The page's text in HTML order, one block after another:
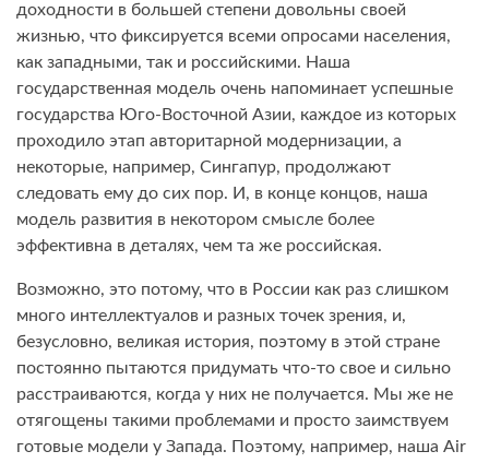
доходности в большей степени довольны своей
жизнью, что фиксируется всеми опросами населения,
как западными, так и российскими. Наша
государственная модель очень напоминает успешные
государства Юго-Восточной Азии, каждое из которых
проходило этап авторитарной модернизации, а
некоторые, например, Сингапур, продолжают
следовать ему до сих пор. И, в конце концов, наша
модель развития в некотором смысле более
эффективна в деталях, чем та же российская.
Возможно, это потому, что в России как раз слишком
много интеллектуалов и разных точек зрения, и,
безусловно, великая история, поэтому в этой стране
постоянно пытаются придумать что-то свое и сильно
расстраиваются, когда у них не получается. Мы же не
отягощены такими проблемами и просто заимствуем
готовые модели у Запада. Поэтому, например, наша Air